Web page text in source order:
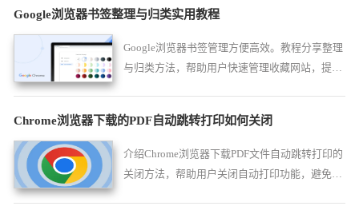
Google浏览器书签整理与归类实用教程
Google浏览器书签管理方便高效。教程分享整理
与归类方法，帮助用户快速管理收藏网站，提高
Chrome浏览器下载的PDF自动跳转打印如何关闭
介绍Chrome浏览器下载PDF文件自动跳转打印的
关闭方法，帮助用户关闭自动打印功能，避免误